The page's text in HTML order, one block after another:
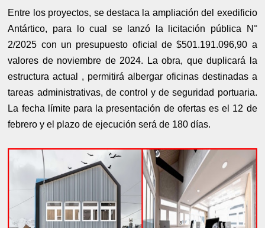
Entre los proyectos, se destaca la ampliación del exedificio
Antártico, para lo cual se lanzó la licitación pública N°
2/2025 con un presupuesto oficial de $501.191.096,90 a
valores de noviembre de 2024. La obra, que duplicará la
estructura actual , permitirá albergar oficinas destinadas a
tareas administrativas, de control y de seguridad portuaria.
La fecha límite para la presentación de ofertas es el 12 de
febrero y el plazo de ejecución será de 180 días.